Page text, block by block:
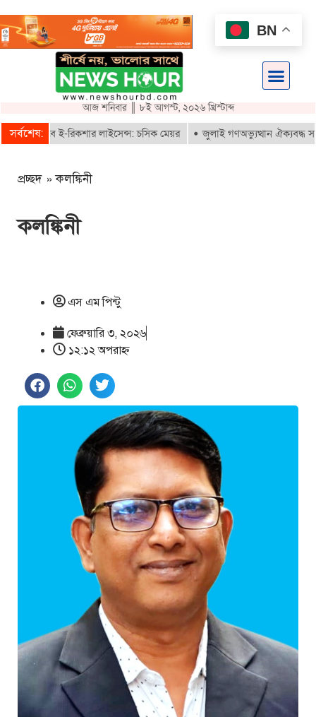
আজ শনিবার ║ ৮ই আগস্ট, ২০২৬ খ্রিস্টাব্দ
সর্বশেষ:
পাবে ই-রিকশার লাইসেন্স: চসিক মেয়র জুলাই গণঅভ্যুত্থান ঐক্যবদ্ধ
প্রচ্ছদ »কলঙ্কিনী
কলঙ্কিনী
এস এম পিন্টু
ফেব্রুয়ারি ৩, ২০২৬
১২:১২ অপরাহ্ণ
BN